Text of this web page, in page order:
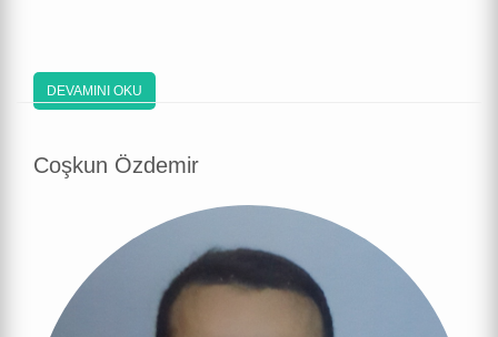
DEVAMINI OKU
Coşkun Özdemir